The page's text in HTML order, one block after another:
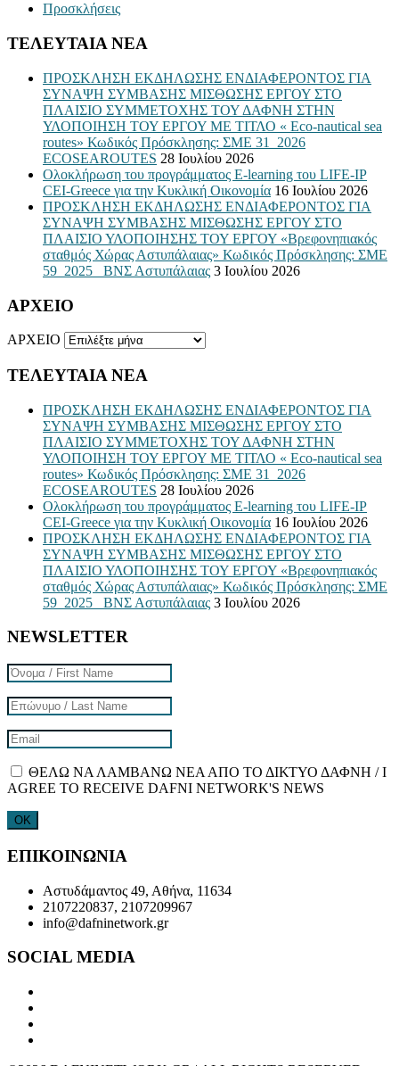
Προσκλήσεις
ΤΕΛΕΥΤΑΙΑ ΝΕΑ
ΠΡΟΣΚΛΗΣΗ ΕΚΔΗΛΩΣΗΣ ΕΝΔΙΑΦΕΡΟΝΤΟΣ ΓΙΑ
ΣΥΝΑΨΗ ΣΥΜΒΑΣΗΣ ΜΙΣΘΩΣΗΣ ΕΡΓΟΥ ΣΤΟ
ΠΛΑΙΣΙΟ ΣΥΜΜΕΤΟΧΗΣ ΤΟΥ ΔΑΦΝΗ ΣΤΗΝ
ΥΛΟΠΟΙΗΣΗ ΤΟΥ ΕΡΓΟΥ ΜΕ ΤΙΤΛΟ « Eco-nautical sea
routes» Κωδικός Πρόσκλησης: ΣΜΕ 31_2026
ECOSEAROUTES 28 Ιουλίου 2026
Ολοκλήρωση του προγράμματος E-learning του LIFE-IP
CEI-Greece για την Κυκλική Οικονομία 16 Ιουλίου 2026
ΠΡΟΣΚΛΗΣΗ ΕΚΔΗΛΩΣΗΣ ΕΝΔΙΑΦΕΡΟΝΤΟΣ ΓΙΑ
ΣΥΝΑΨΗ ΣΥΜΒΑΣΗΣ ΜΙΣΘΩΣΗΣ ΕΡΓΟΥ ΣΤΟ
ΠΛΑΙΣΙΟ ΥΛΟΠΟΙΗΣΗΣ ΤΟΥ ΕΡΓΟΥ «Βρεφονηπιακός
σταθμός Χώρας Αστυπάλαιας» Κωδικός Πρόσκλησης: ΣΜΕ
59_2025_ ΒΝΣ Αστυπάλαιας 3 Ιουλίου 2026
ΑΡΧΕΙΟ
ΑΡΧΕΙΟ
ΤΕΛΕΥΤΑΙΑ ΝΕΑ
ΠΡΟΣΚΛΗΣΗ ΕΚΔΗΛΩΣΗΣ ΕΝΔΙΑΦΕΡΟΝΤΟΣ ΓΙΑ
ΣΥΝΑΨΗ ΣΥΜΒΑΣΗΣ ΜΙΣΘΩΣΗΣ ΕΡΓΟΥ ΣΤΟ
ΠΛΑΙΣΙΟ ΣΥΜΜΕΤΟΧΗΣ ΤΟΥ ΔΑΦΝΗ ΣΤΗΝ
ΥΛΟΠΟΙΗΣΗ ΤΟΥ ΕΡΓΟΥ ΜΕ ΤΙΤΛΟ « Eco-nautical sea
routes» Κωδικός Πρόσκλησης: ΣΜΕ 31_2026
ECOSEAROUTES 28 Ιουλίου 2026
Ολοκλήρωση του προγράμματος E-learning του LIFE-IP
CEI-Greece για την Κυκλική Οικονομία 16 Ιουλίου 2026
ΠΡΟΣΚΛΗΣΗ ΕΚΔΗΛΩΣΗΣ ΕΝΔΙΑΦΕΡΟΝΤΟΣ ΓΙΑ
ΣΥΝΑΨΗ ΣΥΜΒΑΣΗΣ ΜΙΣΘΩΣΗΣ ΕΡΓΟΥ ΣΤΟ
ΠΛΑΙΣΙΟ ΥΛΟΠΟΙΗΣΗΣ ΤΟΥ ΕΡΓΟΥ «Βρεφονηπιακός
σταθμός Χώρας Αστυπάλαιας» Κωδικός Πρόσκλησης: ΣΜΕ
59_2025_ ΒΝΣ Αστυπάλαιας 3 Ιουλίου 2026
NEWSLETTER
ΘΕΛΩ ΝΑ ΛΑΜΒΑΝΩ ΝΕΑ ΑΠΟ ΤΟ ΔΙΚΤΥΟ ΔΑΦΝΗ / I
AGREE TO RECEIVE DAFNI NETWORK'S NEWS
ΕΠΙΚΟΙΝΩΝΙΑ
Αστυδάμαντος 49, Αθήνα, 11634
2107220837, 2107209967
info@dafninetwork.gr
SOCIAL MEDIA